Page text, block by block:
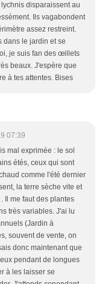
disparaissent au
Ils vagabondent
assez restreint.
dans le jardin et se
je suis fan des œillets
beaux. J'espère que
à tes attentes. Bises
07:39
mal exprimée : le sol
étés, ceux qui sont
comme l'été dernier
la terre sèche vite et
Il me faut des plantes
très variables. J'ai lu
(Jardin à
souvent de vente, on
donc maintenant que
pendant de longues
à les laisser se